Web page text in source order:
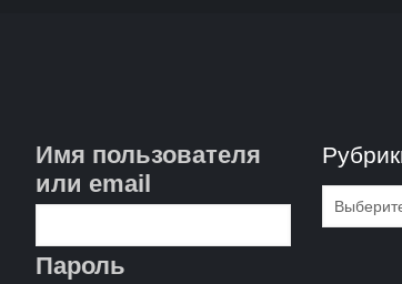
Имя пользователя
или email
Пароль